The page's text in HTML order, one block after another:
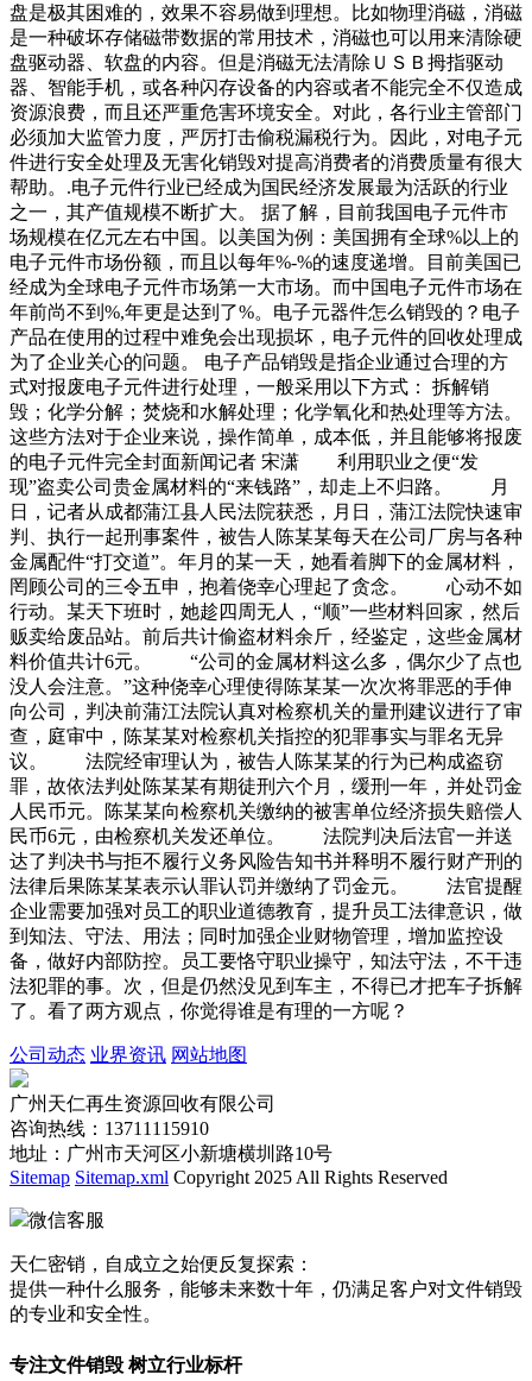
盘是极其困难的，效果不容易做到理想。比如物理消磁，消磁
是一种破坏存储磁带数据的常用技术，消磁也可以用来清除硬
盘驱动器、软盘的内容。但是消磁无法清除ＵＳＢ拇指驱动
器、智能手机，或各种闪存设备的内容或者不能完全不仅造成
资源浪费，而且还严重危害环境安全。对此，各行业主管部门
必须加大监管力度，严厉打击偷税漏税行为。因此，对电子元
件进行安全处理及无害化销毁对提高消费者的消费质量有很大
帮助。.电子元件行业已经成为国民经济发展最为活跃的行业
之一，其产值规模不断扩大。 据了解，目前我国电子元件市
场规模在亿元左右中国。以美国为例：美国拥有全球%以上的
电子元件市场份额，而且以每年%-%的速度递增。目前美国已
经成为全球电子元件市场第一大市场。而中国电子元件市场在
年前尚不到%,年更是达到了%。电子元器件怎么销毁的？电子
产品在使用的过程中难免会出现损坏，电子元件的回收处理成
为了企业关心的问题。 电子产品销毁是指企业通过合理的方
式对报废电子元件进行处理，一般采用以下方式： 拆解销
毁；化学分解；焚烧和水解处理；化学氧化和热处理等方法。
这些方法对于企业来说，操作简单，成本低，并且能够将报废
的电子元件完全封面新闻记者 宋潇 利用职业之便“发
现”盗卖公司贵金属材料的“来钱路”，却走上不归路。 月
日，记者从成都蒲江县人民法院获悉，月日，蒲江法院快速审
判、执行一起刑事案件，被告人陈某某每天在公司厂房与各种
金属配件“打交道”。年月的某一天，她看着脚下的金属材料，
罔顾公司的三令五申，抱着侥幸心理起了贪念。 心动不如
行动。某天下班时，她趁四周无人，“顺”一些材料回家，然后
贩卖给废品站。前后共计偷盗材料余斤，经鉴定，这些金属材
料价值共计6元。 “公司的金属材料这么多，偶尔少了点也
没人会注意。”这种侥幸心理使得陈某某一次次将罪恶的手伸
向公司，判决前蒲江法院认真对检察机关的量刑建议进行了审
查，庭审中，陈某某对检察机关指控的犯罪事实与罪名无异
议。 法院经审理认为，被告人陈某某的行为已构成盗窃
罪，故依法判处陈某某有期徒刑六个月，缓刑一年，并处罚金
人民币元。陈某某向检察机关缴纳的被害单位经济损失赔偿人
民币6元，由检察机关发还单位。 法院判决后法官一并送
达了判决书与拒不履行义务风险告知书并释明不履行财产刑的
法律后果陈某某表示认罪认罚并缴纳了罚金元。 法官提醒
企业需要加强对员工的职业道德教育，提升员工法律意识，做
到知法、守法、用法；同时加强企业财物管理，增加监控设
备，做好内部防控。员工要恪守职业操守，知法守法，不干违
法犯罪的事。次，但是仍然没见到车主，不得已才把车子拆解
了。看了两方观点，你觉得谁是有理的一方呢？
公司动态 业界资讯 网站地图
广州天仁再生资源回收有限公司
咨询热线：13711115910
地址：广州市天河区小新塘横圳路10号
Sitemap Sitemap.xml Copyright 2025 All Rights Reserved
微信客服
天仁密销，自成立之始便反复探索：
提供一种什么服务，能够未来数十年，仍满足客户对文件销毁
的专业和安全性。
专注文件销毁 树立行业标杆